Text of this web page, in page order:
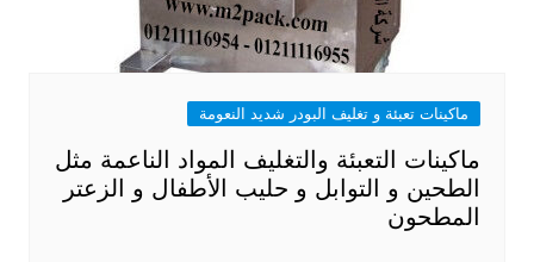
ماكينات تعبئة و تغليف البودر شديد النعومة
ماكينات التعبئة والتغليف المواد الناعمة مثل
الطحين و التوابل و حليب الأطفال و الزعتر
المطحون